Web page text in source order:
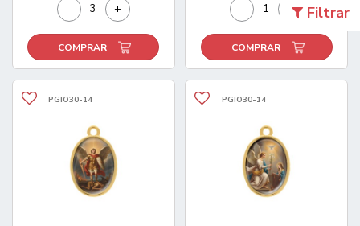
Filtrar
- +
COMPRAR
- +
COMPRAR
PGIO30-14 PGIO30-14